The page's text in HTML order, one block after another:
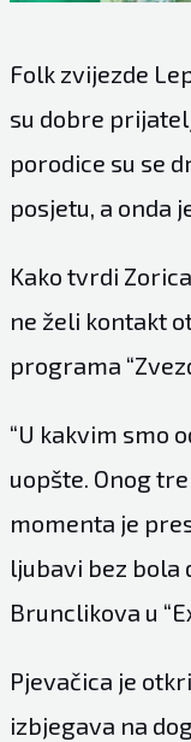
Folk zvijezde
su dobre
porodice su se
posjetu, a onda
Kako tvrdi
ne želi kontakt
programa
“U kakvim smo
uopšte. Onog
momenta je
ljubavi bez bola
Brunclikova u
Pjevačica je
izbjegava na